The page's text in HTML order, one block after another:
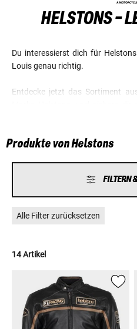
HELSTONS -
Du interessierst dich für
Louis genau richtig.
Entdecke jetzt das Sortiment
Produkte von Helstons
FILTERN
Alle Filter zurücksetzen
14 Artikel